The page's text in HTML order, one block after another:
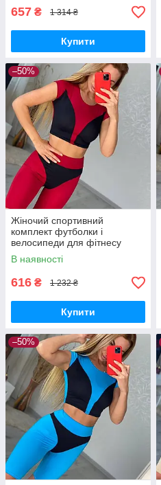
657 ₴ 1 314 ₴
Купити
–50%
Жіночий спортивний
комплект футболки і
велосипеди для фітнесу
червоний
В наявності
616 ₴ 1 232 ₴
Купити
–50%